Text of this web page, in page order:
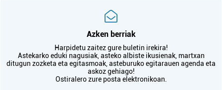
Azken berriak
Harpidetu zaitez gure buletin irekira!
Astekarko eduki nagusiak, asteko albiste ikusienak, martxan
ditugun zozketa eta egitasmoak, asteburuko egitarauen agenda eta
askoz gehiago!
Ostiralero zure posta elektronikoan.